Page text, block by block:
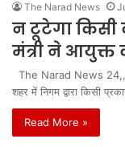
The Narad News
न टूटेगा किसी
मंत्री ने आयुक्त
The Narad News
शहर में निगम द्वारा किसी
Read More »